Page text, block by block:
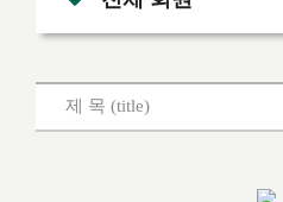
제 목 (title)